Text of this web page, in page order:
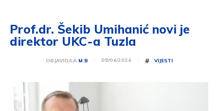
Prof.dr. Šekib Umihanić novi je
direktor UKC-a Tuzla
OBJAVIO/LA M B 09/04/2024 # VIJESTI